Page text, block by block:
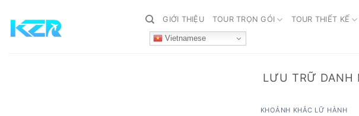
qua
nội
GIỚI THIỆU TOUR TRỌN GÓI TOUR THIẾT KẾ
Vietnamese
LƯU TRỮ DANH
KHOẢNH KHẮC LỮ HÀNH